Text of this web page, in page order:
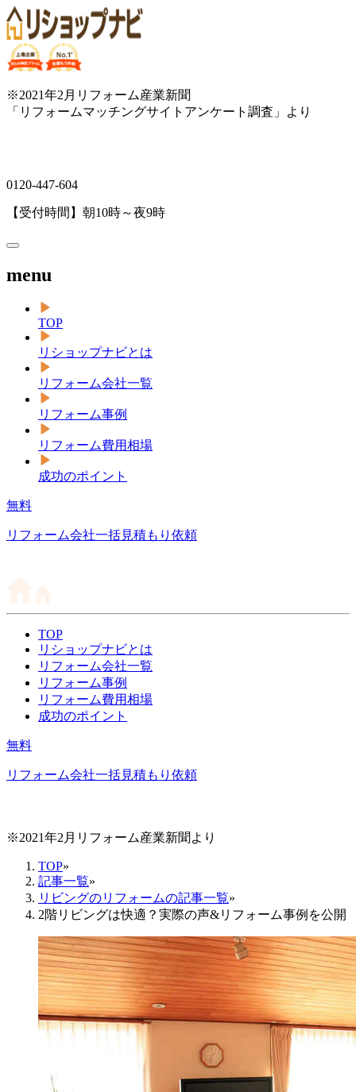
※2021年2月リフォーム産業新聞
「リフォームマッチングサイトアンケート調査」より
0120-447-604
【受付時間】朝10時～夜9時
menu
TOP
リショップナビとは
リフォーム会社一覧
リフォーム事例
リフォーム費用相場
成功のポイント
無料
リフォーム会社一括見積もり依頼
TOP
リショップナビとは
リフォーム会社一覧
リフォーム事例
リフォーム費用相場
成功のポイント
無料
リフォーム会社一括見積もり依頼
※2021年2月リフォーム産業新聞より
TOP»
記事一覧»
リビングのリフォームの記事一覧»
2階リビングは快適？実際の声&リフォーム事例を公開